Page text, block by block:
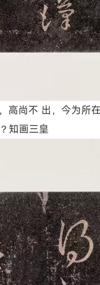
高尚不 出，今为
知画三皇